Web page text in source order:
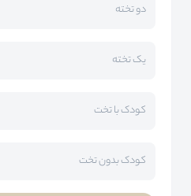
دو تخته
یک تخته
کودک با تخت
کودک بدون تخت